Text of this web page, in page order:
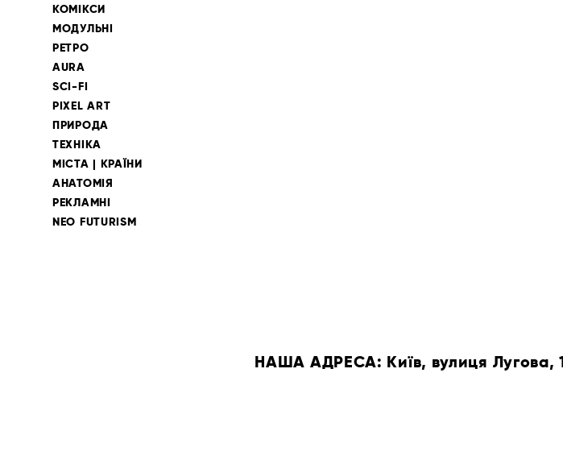
КОМІКСИ
МОДУЛЬНІ
РЕТРО
AURA
SCI-FI
PIXEL ART
ПРИРОДА
ТЕХНІКА
МІСТА | КРАЇНИ
АНАТОМІЯ
РЕКЛАМНІ
NEO FUTURISM
НАША АДРЕСА: Київ, вулиця Лугова,